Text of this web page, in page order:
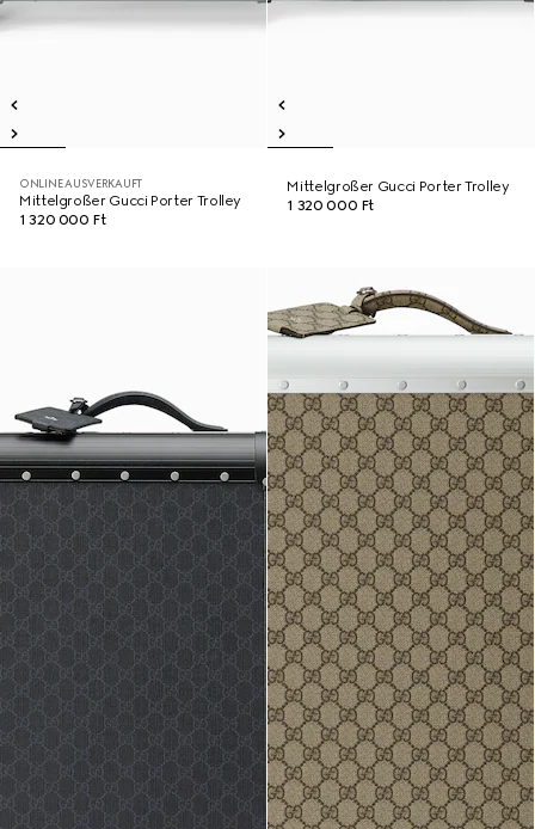
ONLINE AUSVERKAUFT
Mittelgroßer Gucci Porter Trolley
1 320 000 Ft
Mittelgroßer Gucci Porter Trolley
1 320 000 Ft